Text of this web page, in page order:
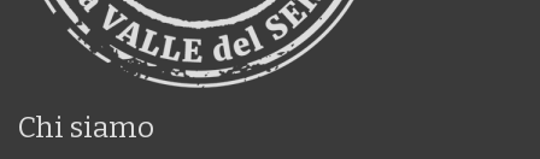
Chi siamo